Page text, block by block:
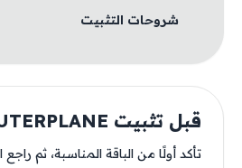
شروحات التثبيت
قبل تثبيت OUTERPLANE
تأكد أولًا من الباقة المناسبة، ثم